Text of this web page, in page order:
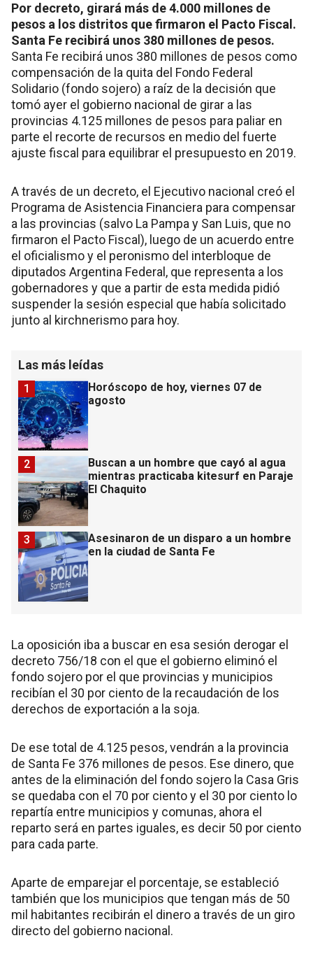
Por decreto, girará más de 4.000 millones de
pesos a los distritos que firmaron el Pacto Fiscal.
Santa Fe recibirá unos 380 millones de pesos.
Santa Fe recibirá unos 380 millones de pesos como
compensación de la quita del Fondo Federal
Solidario (fondo sojero) a raíz de la decisión que
tomó ayer el gobierno nacional de girar a las
provincias 4.125 millones de pesos para paliar en
parte el recorte de recursos en medio del fuerte
ajuste fiscal para equilibrar el presupuesto en 2019.
A través de un decreto, el Ejecutivo nacional creó el
Programa de Asistencia Financiera para compensar
a las provincias (salvo La Pampa y San Luis, que no
firmaron el Pacto Fiscal), luego de un acuerdo entre
el oficialismo y el peronismo del interbloque de
diputados Argentina Federal, que representa a los
gobernadores y que a partir de esta medida pidió
suspender la sesión especial que había solicitado
junto al kirchnerismo para hoy.
Las más leídas
Horóscopo de hoy, viernes 07 de
agosto
1
Buscan a un hombre que cayó al agua
mientras practicaba kitesurf en Paraje
El Chaquito
2
Asesinaron de un disparo a un hombre
en la ciudad de Santa Fe
3
La oposición iba a buscar en esa sesión derogar el
decreto 756/18 con el que el gobierno eliminó el
fondo sojero por el que provincias y municipios
recibían el 30 por ciento de la recaudación de los
derechos de exportación a la soja.
De ese total de 4.125 pesos, vendrán a la provincia
de Santa Fe 376 millones de pesos. Ese dinero, que
antes de la eliminación del fondo sojero la Casa Gris
se quedaba con el 70 por ciento y el 30 por ciento lo
repartía entre municipios y comunas, ahora el
reparto será en partes iguales, es decir 50 por ciento
para cada parte.
Aparte de emparejar el porcentaje, se estableció
también que los municipios que tengan más de 50
mil habitantes recibirán el dinero a través de un giro
directo del gobierno nacional.